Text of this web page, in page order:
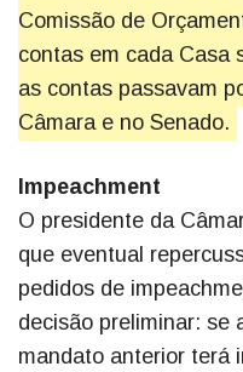
Comissão de
contas em cada Casa
as contas passavam
Câmara e no Senado.
Impeachment
O presidente da
que eventual
pedidos de
decisão preliminar: se
mandato anterior terá